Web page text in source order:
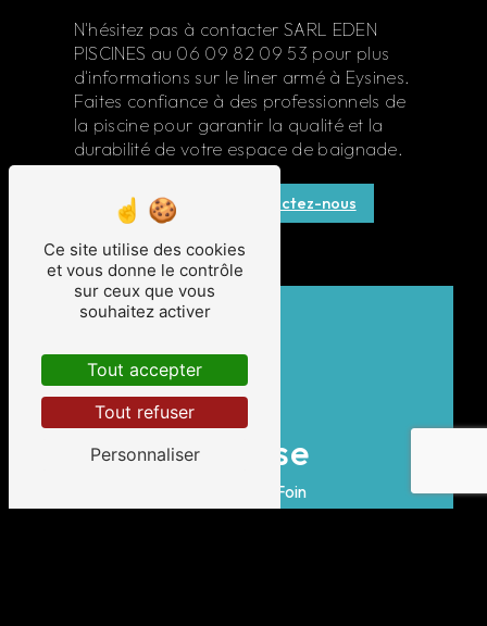
N'hésitez pas à contacter SARL EDEN
PISCINES au 06 09 82 09 53 pour plus
d'informations sur le liner armé à Eysines.
Faites confiance à des professionnels de
la piscine pour garantir la qualité et la
durabilité de votre espace de baignade.
En savoir plus Contactez-nous
Adresse
5 Chemin du Foin
Ce site utilise des cookies
et vous donne le contrôle
sur ceux que vous
souhaitez activer
Tout accepter
Tout refuser
Personnaliser